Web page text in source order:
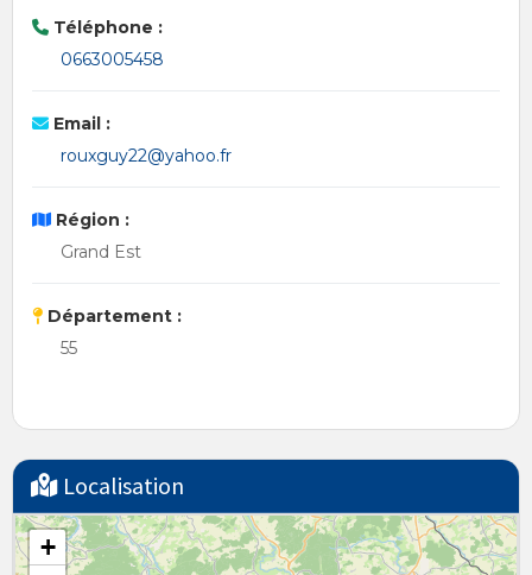
Téléphone :
0663005458
Email :
rouxguy22@yahoo.fr
Région :
Grand Est
Département :
55
Localisation
+